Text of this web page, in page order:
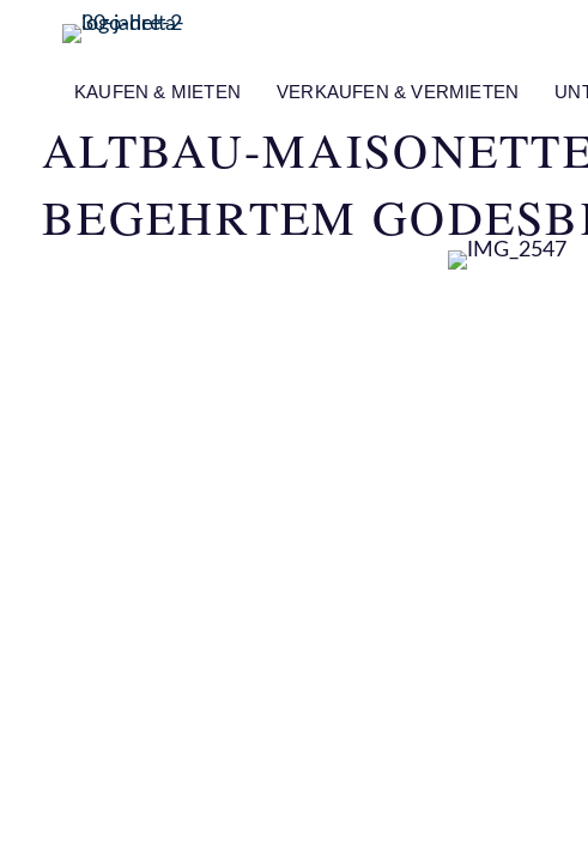
KAUFEN & MIETEN VERKAUFEN & VERMIETEN
ALTBAU-
BEGEHRTEM